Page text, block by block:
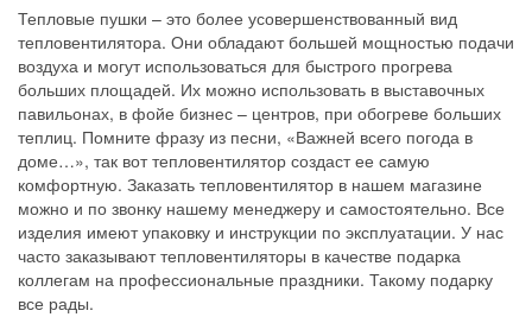
Тепловые пушки – это более усовершенствованный вид
тепловентилятора. Они обладают большей мощностью подачи
воздуха и могут использоваться для быстрого прогрева
больших площадей. Их можно использовать в выставочных
павильонах, в фойе бизнес – центров, при обогреве больших
теплиц. Помните фразу из песни, «Важней всего погода в
доме…», так вот тепловентилятор создаст ее самую
комфортную. Заказать тепловентилятор в нашем магазине
можно и по звонку нашему менеджеру и самостоятельно. Все
изделия имеют упаковку и инструкции по эксплуатации. У нас
часто заказывают тепловентиляторы в качестве подарка
коллегам на профессиональные праздники. Такому подарку
все рады.